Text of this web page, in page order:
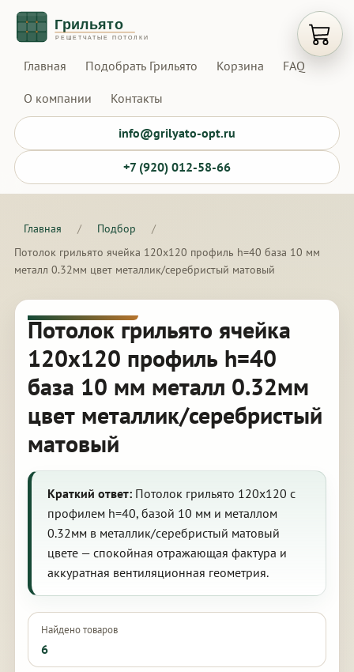
Главная Подобрать Грильято Корзина FAQ
О компании Контакты
info@grilyato-opt.ru
+7 (920) 012-58-66
Главная / Подбор
/
Потолок грильято ячейка 120х120 профиль h=40 база 10 мм
металл 0.32мм цвет металлик/серебристый матовый
Потолок грильято ячейка
120х120 профиль h=40
база 10 мм металл 0.32мм
цвет металлик/серебристый
матовый
Краткий ответ:Потолок грильято 120х120 с
профилем h=40, базой 10 мм и металлом
0.32мм в металлик/серебристый матовый
цвете — спокойная отражающая фактура и
аккуратная вентиляционная геометрия.
Найдено товаров
6